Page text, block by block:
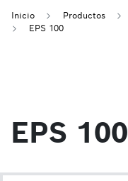
Inicio Productos
EPS 100
EPS 100